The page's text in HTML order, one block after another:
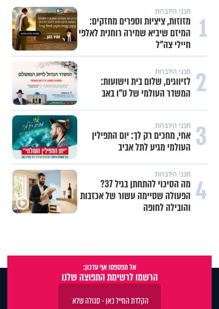
1 תכני הידברות
מזוזות, ציציות וספרים מחזקים:
המיזם שיביא שמירה רוחנית לאלפי
חיילי צה"ל
2 תכני הידברות
לזיווגים, שלום בית וישועות:
המשדר העולמי של ט"ו באב
3 תכני הידברות
אחי, מחכים רק לך: יום התפילין
העולמי מגיע לתל אביב
4 תכני הידברות
מה הסיכוי להתחתן בגיל 37?
הפעולה שסיימה עשור של אכזבות
והובילה לחופה
אל תפספסו אף עדכון:
הרשמו לרשימת התפוצה שלנו